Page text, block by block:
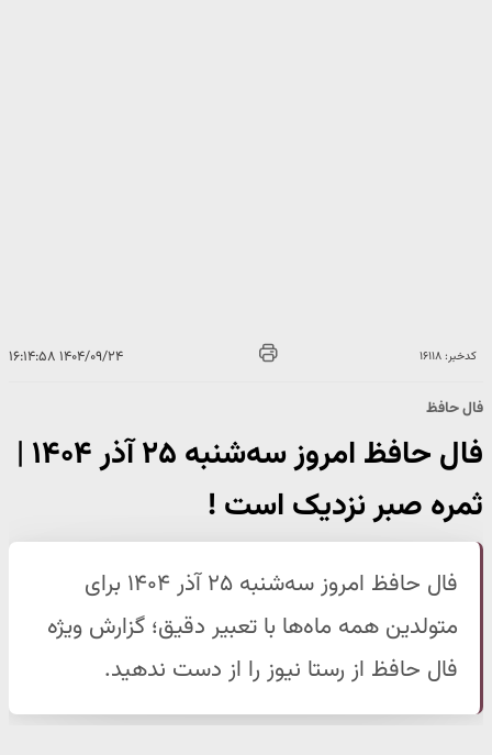
کدخبر: ۱۶۱۱۸ ۱۴۰۴/۰۹/۲۴ ۱۶:۱۴:۵۸
فال حافظ
فال حافظ امروز سه‌شنبه ۲۵ آذر ۱۴۰۴ |
ثمره صبر نزدیک است !
فال حافظ امروز سه‌شنبه ۲۵ آذر ۱۴۰۴ برای
متولدین همه ماه‌ها با تعبیر دقیق؛ گزارش ویژه
فال حافظ از رستا نیوز را از دست ندهید.